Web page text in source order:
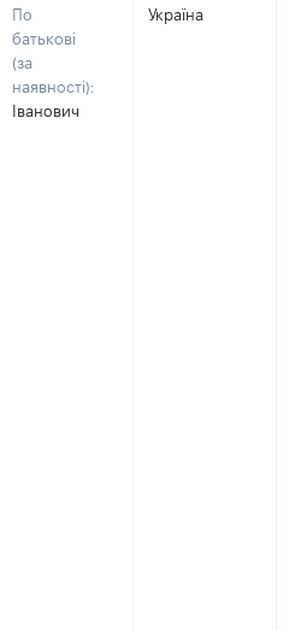
По
батькові
(за
наявності):
Іванович
Україна